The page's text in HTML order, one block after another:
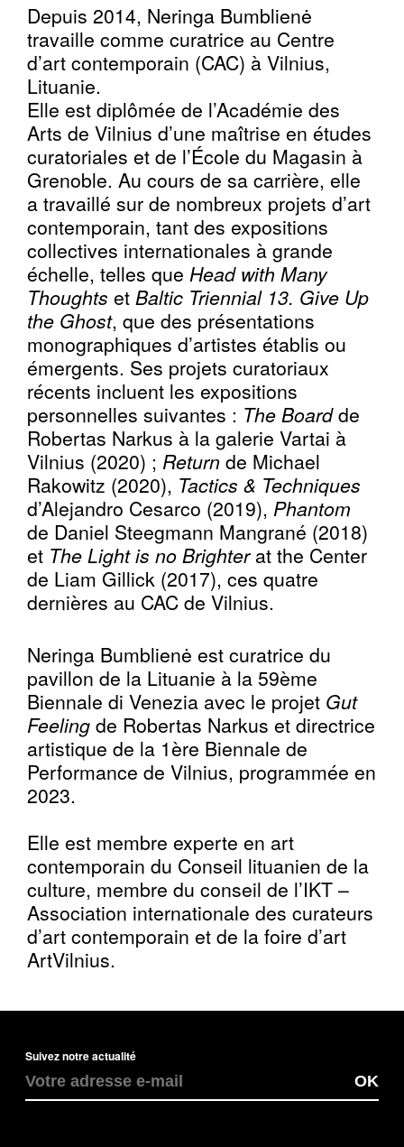
Depuis 2014, Neringa Bumblienė
travaille comme curatrice au Centre
d’art contemporain (CAC) à Vilnius,
Lituanie.
Elle est diplômée de l’Académie des
Arts de Vilnius d’une maîtrise en études
curatoriales et de l’École du Magasin à
Grenoble. Au cours de sa carrière, elle
a travaillé sur de nombreux projets d’art
contemporain, tant des expositions
collectives internationales à grande
échelle, telles que Head with Many
Thoughtset Baltic Triennial 13. Give Up
the Ghost, que des présentations
monographiques d’artistes établis ou
émergents. Ses projets curatoriaux
récents incluent les expositions
personnelles suivantes : The Boardde
Robertas Narkus à la galerie Vartai à
Vilnius (2020) ; Returnde Michael
Rakowitz (2020), Tactics & Techniques
d’Alejandro Cesarco (2019), Phantom
de Daniel Steegmann Mangrané (2018)
et The Light is no Brighterat the Center
de Liam Gillick (2017), ces quatre
dernières au CAC de Vilnius.
Neringa Bumblienė est curatrice du
pavillon de la Lituanie à la 59ème
Biennale di Venezia avec le projet Gut
Feeling de Robertas Narkus et directrice
artistique de la 1ère Biennale de
Performance de Vilnius, programmée en
2023.
Elle est membre experte en art
contemporain du Conseil lituanien de la
culture, membre du conseil de l’IKT –
Association internationale des curateurs
d’art contemporain et de la foire d’art
ArtVilnius.
Suivez notre actualité